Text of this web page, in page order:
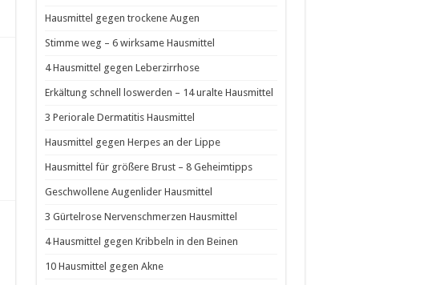
Hausmittel gegen trockene Augen
Stimme weg – 6 wirksame Hausmittel
4 Hausmittel gegen Leberzirrhose
Erkältung schnell loswerden – 14 uralte Hausmittel
3 Periorale Dermatitis Hausmittel
Hausmittel gegen Herpes an der Lippe
Hausmittel für größere Brust – 8 Geheimtipps
Geschwollene Augenlider Hausmittel
3 Gürtelrose Nervenschmerzen Hausmittel
4 Hausmittel gegen Kribbeln in den Beinen
10 Hausmittel gegen Akne